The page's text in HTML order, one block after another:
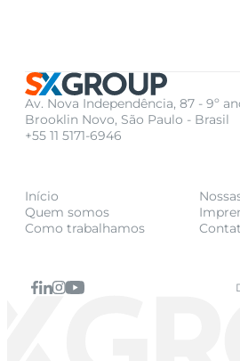
Av. Nova Independência, 87 - 9º
Brooklin Novo, São Paulo - Brasil
+55 11 5171-6946
Início
Quem somos
Como trabalhamos